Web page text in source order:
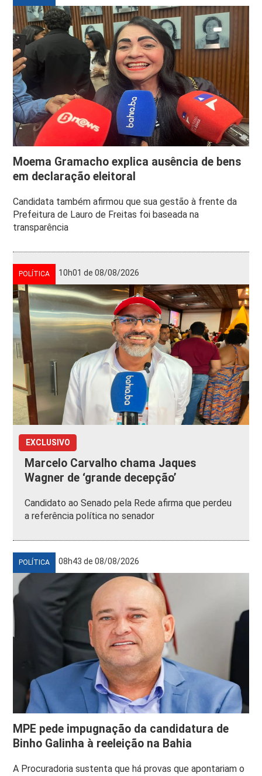
Moema Gramacho explica ausência de bens
em declaração eleitoral
Candidata também afirmou que sua gestão à frente da
Prefeitura de Lauro de Freitas foi baseada na
transparência
POLÍTICA 10h01 de 08/08/2026
EXCLUSIVO
Marcelo Carvalho chama Jaques
Wagner de ‘grande decepção’
Candidato ao Senado pela Rede afirma que perdeu
a referência política no senador
POLÍTICA 08h43 de 08/08/2026
MPE pede impugnação da candidatura de
Binho Galinha à reeleição na Bahia
A Procuradoria sustenta que há provas que apontariam o